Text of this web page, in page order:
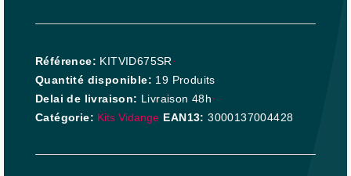
Référence
KITVID675SR
Quantité disponible
19 Produits
Delai de livraison
Livraison 48h
Catégorie
Kits Vidange EAN13 3000137004428